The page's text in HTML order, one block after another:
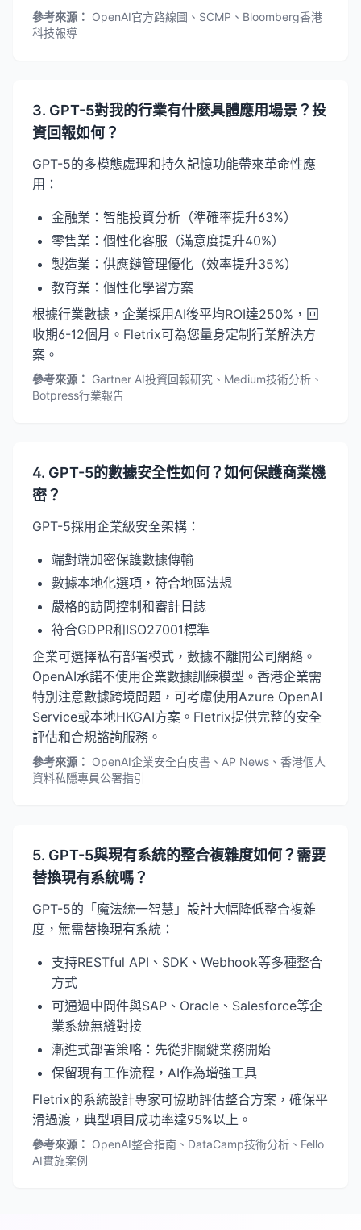
參考來源： OpenAI官方路線圖、SCMP、Bloomberg香港
科技報導
3. GPT-5對我的行業有什麼具體應用場景？投
資回報如何？
GPT-5的多模態處理和持久記憶功能帶來革命性應
用：
金融業：智能投資分析（準確率提升63%）
零售業：個性化客服（滿意度提升40%）
製造業：供應鏈管理優化（效率提升35%）
教育業：個性化學習方案
根據行業數據，企業採用AI後平均ROI達250%，回
收期6-12個月。Fletrix可為您量身定制行業解決方
案。
參考來源： Gartner AI投資回報研究、Medium技術分析、
Botpress行業報告
4. GPT-5的數據安全性如何？如何保護商業機
密？
GPT-5採用企業級安全架構：
端對端加密保護數據傳輸
數據本地化選項，符合地區法規
嚴格的訪問控制和審計日誌
符合GDPR和ISO27001標準
企業可選擇私有部署模式，數據不離開公司網絡。
OpenAI承諾不使用企業數據訓練模型。香港企業需
特別注意數據跨境問題，可考慮使用Azure OpenAI
Service或本地HKGAI方案。Fletrix提供完整的安全
評估和合規諮詢服務。
參考來源： OpenAI企業安全白皮書、AP News、香港個人
資料私隱專員公署指引
5. GPT-5與現有系統的整合複雜度如何？需要
替換現有系統嗎？
GPT-5的「魔法統一智慧」設計大幅降低整合複雜
度，無需替換現有系統：
支持RESTful API、SDK、Webhook等多種整合
方式
可通過中間件與SAP、Oracle、Salesforce等企
業系統無縫對接
漸進式部署策略：先從非關鍵業務開始
保留現有工作流程，AI作為增強工具
Fletrix的系統設計專家可協助評估整合方案，確保平
滑過渡，典型項目成功率達95%以上。
參考來源： OpenAI整合指南、DataCamp技術分析、Fello
AI實施案例